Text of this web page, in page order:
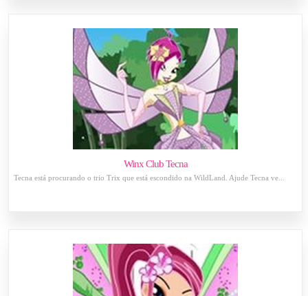
Winx Club Tecna
Tecna está procurando o trio Trix que está escondido na WildLand. Ajude Tecna ve...